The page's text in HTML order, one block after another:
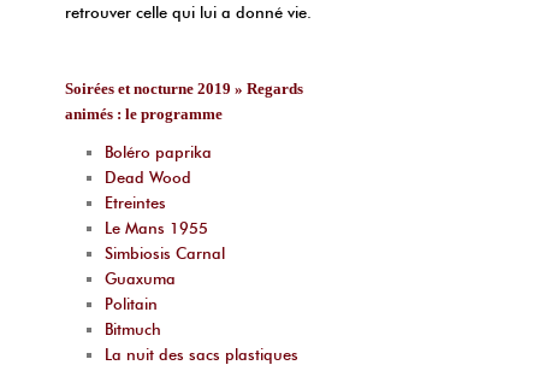
retrouver celle qui lui a donné vie.
Soirées et nocturne 2019 » Regards
animés : le programme
Boléro paprika
Dead Wood
Etreintes
Le Mans 1955
Simbiosis Carnal
Guaxuma
Politain
Bitmuch
La nuit des sacs plastiques